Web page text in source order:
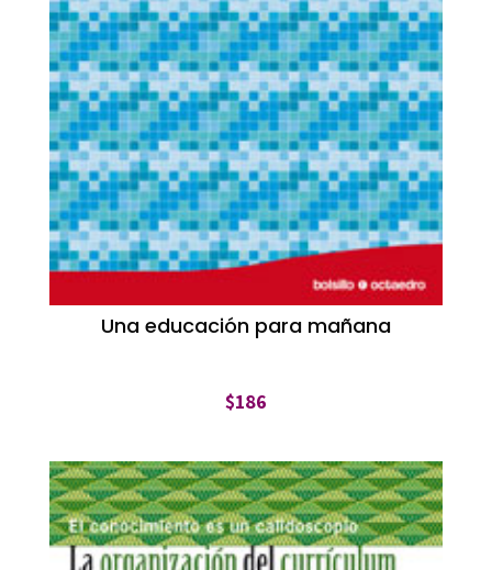
Una educación para mañana
$186